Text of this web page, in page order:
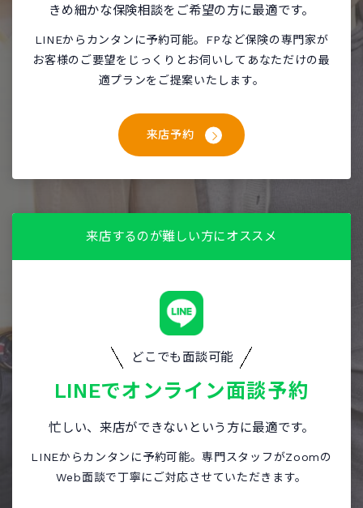
きめ細かな保険相談をご希望の方に最適です。
LINEからカンタンに予約可能。FPなど保険の専門家が
お客様のご要望をじっくりとお伺いしてあなただけの最
適プランをご提案いたします。
来店予約
来店するのが難しい方にオススメ
どこでも面談可能
LINEでオンライン面談予約
忙しい、来店ができないという方に最適です。
LINEからカンタンに予約可能。専門スタッフがZoomの
Web面談で丁寧にご対応させていただきます。